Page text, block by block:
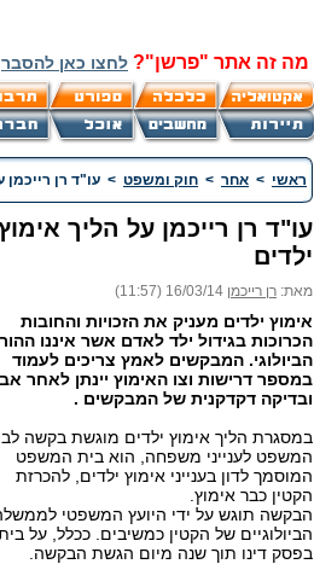
מה זה אתר "פרשן"? לחצו כאן להסבר
ראשי > אחר > חוק ומשפט > עו"ד רן רייכמן
עו"ד רן רייכמן על הליך
ילדים
מאת: רן רייכמן 16/03/14 (11:57)
אימוץ ילדים מעניק את הזכויות והחובות
הכרוכות בגידול ילד לאדם אשר איננו
הביולוגי. המבקשים לאמץ צריכים לעמוד
במספר דרישות וצו האימוץ יינתן לאחר
ובדיקה דקדקנית של המבקשים .
במסגרת הליך אימוץ ילדים מוגשת בקשה
המשפט לענייני משפחה, הוא בית המשפט
המוסמך לדון בענייני אימוץ ילדים, להכרזת
הקטין כבר אימוץ.
הבקשה תוגש על ידי היועץ המשפטי לממשלה
הביולוגיים של הקטין כמשיבים. ככלל, על
בפסק דינו תוך שנה מיום הגשת הבקשה.